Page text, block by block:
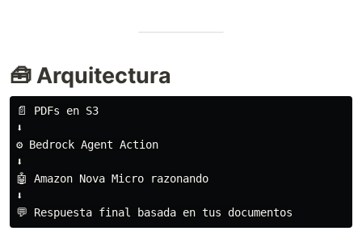
🧰 Arquitectura
📄 PDFs en S3
⬇️
⚙️ Bedrock Agent Action
⬇️
🤖 Amazon Nova Micro razonando
⬇️